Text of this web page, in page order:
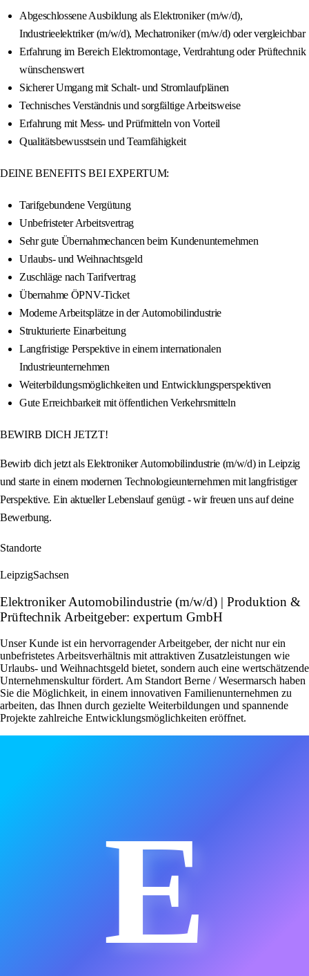
Abgeschlossene Ausbildung als Elektroniker (m/w/d),
Industrieelektriker (m/w/d), Mechatroniker (m/w/d) oder vergleichbar
Erfahrung im Bereich Elektromontage, Verdrahtung oder Prüftechnik
wünschenswert
Sicherer Umgang mit Schalt- und Stromlaufplänen
Technisches Verständnis und sorgfältige Arbeitsweise
Erfahrung mit Mess- und Prüfmitteln von Vorteil
Qualitätsbewusstsein und Teamfähigkeit
DEINE BENEFITS BEI EXPERTUM:
Tarifgebundene Vergütung
Unbefristeter Arbeitsvertrag
Sehr gute Übernahmechancen beim Kundenunternehmen
Urlaubs- und Weihnachtsgeld
Zuschläge nach Tarifvertrag
Übernahme ÖPNV-Ticket
Moderne Arbeitsplätze in der Automobilindustrie
Strukturierte Einarbeitung
Langfristige Perspektive in einem internationalen
Industrieunternehmen
Weiterbildungsmöglichkeiten und Entwicklungsperspektiven
Gute Erreichbarkeit mit öffentlichen Verkehrsmitteln
BEWIRB DICH JETZT!
Bewirb dich jetzt als Elektroniker Automobilindustrie (m/w/d) in Leipzig
und starte in einem modernen Technologieunternehmen mit langfristiger
Perspektive. Ein aktueller Lebenslauf genügt - wir freuen uns auf deine
Bewerbung.
Standorte
LeipzigSachsen
Elektroniker Automobilindustrie (m/w/d) | Produktion &
Prüftechnik Arbeitgeber: expertum GmbH
Unser Kunde ist ein hervorragender Arbeitgeber, der nicht nur ein
unbefristetes Arbeitsverhältnis mit attraktiven Zusatzleistungen wie
Urlaubs- und Weihnachtsgeld bietet, sondern auch eine wertschätzende
Unternehmenskultur fördert. Am Standort Berne / Wesermarsch haben
Sie die Möglichkeit, in einem innovativen Familienunternehmen zu
arbeiten, das Ihnen durch gezielte Weiterbildungen und spannende
Projekte zahlreiche Entwicklungsmöglichkeiten eröffnet.
E